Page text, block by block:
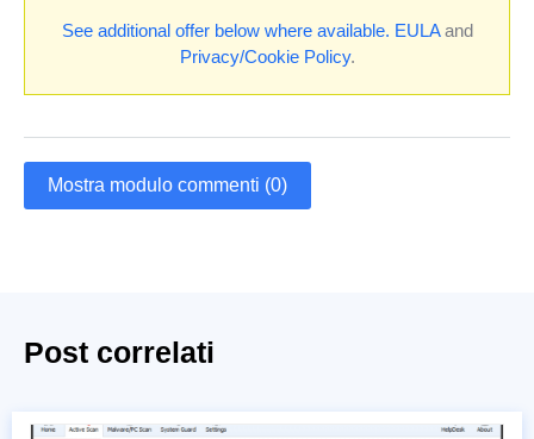
See additional offer below where available. EULAand
Privacy/Cookie Policy.
Mostra modulo commenti (0)
Post correlati